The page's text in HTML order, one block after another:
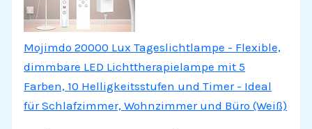
Mojimdo 20000 Lux Tageslichtlampe - Flexible,
dimmbare LED Lichttherapielampe mit 5
Farben, 10 Helligkeitsstufen und Timer - Ideal
für Schlafzimmer, Wohnzimmer und Büro (Weiß)